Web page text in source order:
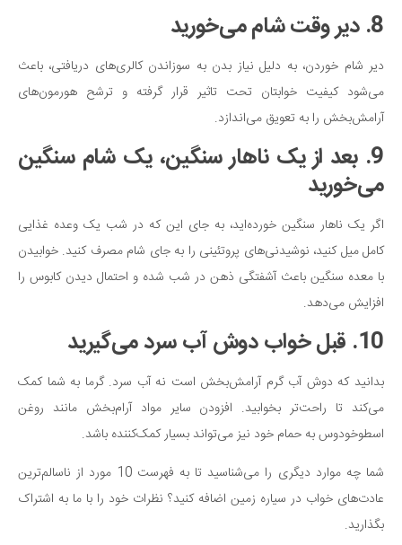
8. دیر وقت شام می‌خورید
دیر شام خوردن، به دلیل نیاز بدن به سوزاندن کالری‌های دریافتی، باعث
می‌شود کیفیت خوابتان تحت تاثیر قرار گرفته و ترشح هورمون‌های
آرامش‌بخش را به تعویق می‌اندازد.
9. بعد از یک ناهار سنگین، یک شام سنگین
می‌خورید
اگر یک ناهار سنگین خورده‌اید، به جای این که در شب یک وعده غذایی
کامل میل کنید، نوشیدنی‌های پروتئینی را به جای شام مصرف کنید. خوابیدن
با معده سنگین باعث آشفتگی ذهن در شب شده و احتمال دیدن کابوس را
افزایش می‌دهد.
10. قبل خواب دوش آب سرد می‌گیرید
بدانید که دوش آب گرم آرامش‌بخش است نه آب سرد. گرما به شما کمک
می‌کند تا راحت‌تر بخوابید. افزودن سایر مواد آرام‌بخش مانند روغن
اسطوخودوس به حمام خود نیز می‌تواند بسیار کمک‌کننده باشد.
شما چه موارد دیگری را می‌شناسید تا به فهرست 10 مورد از ناسالم‌ترین
عادت‌های خواب در سیاره زمین اضافه کنید؟ نظرات خود را با ما به اشتراک
بگذارید.